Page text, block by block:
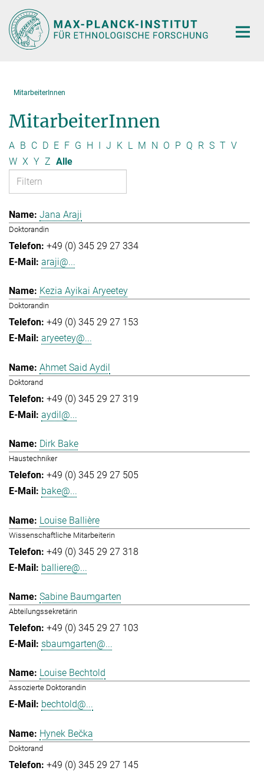
Hauptinhalt
MitarbeiterInnen
MitarbeiterInnen
A B C D E F G H I J K L M N O P Q R S T V
W X Y Z Alle
Jana Araji
Doktorandin
+49 (0) 345 29 27 334
araji@...
Kezia Ayikai Aryeetey
Doktorandin
+49 (0) 345 29 27 153
aryeetey@...
Ahmet Said Aydil
Doktorand
+49 (0) 345 29 27 319
aydil@...
Dirk Bake
Haustechniker
+49 (0) 345 29 27 505
bake@...
Louise Ballière
Wissenschaftliche Mitarbeiterin
+49 (0) 345 29 27 318
balliere@...
Sabine Baumgarten
Abteilungssekretärin
+49 (0) 345 29 27 103
sbaumgarten@...
Louise Bechtold
Assozierte Doktorandin
bechtold@...
Hynek Bečka
Doktorand
+49 (0) 345 29 27 145